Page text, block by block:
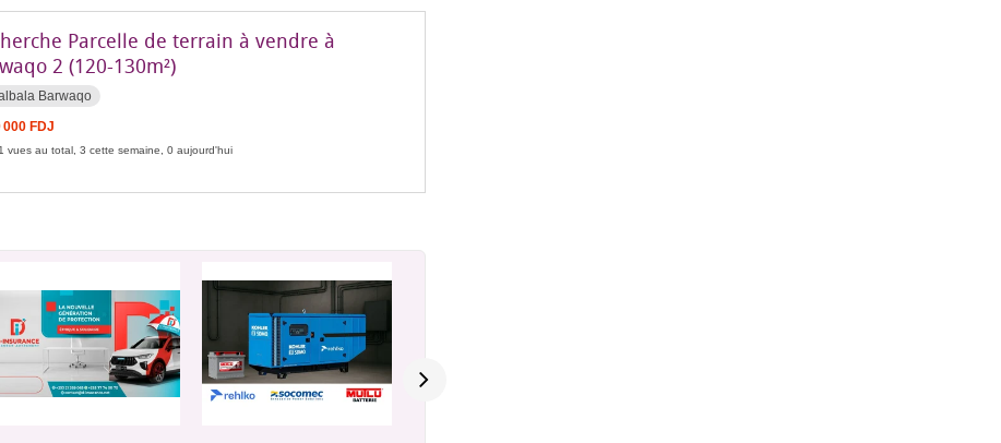
Parcelle de terrain à vendre à
2 (120-130m²)
Barwaqo
000 FDJ
vues au total, 3 cette semaine, 0 aujourd'hui